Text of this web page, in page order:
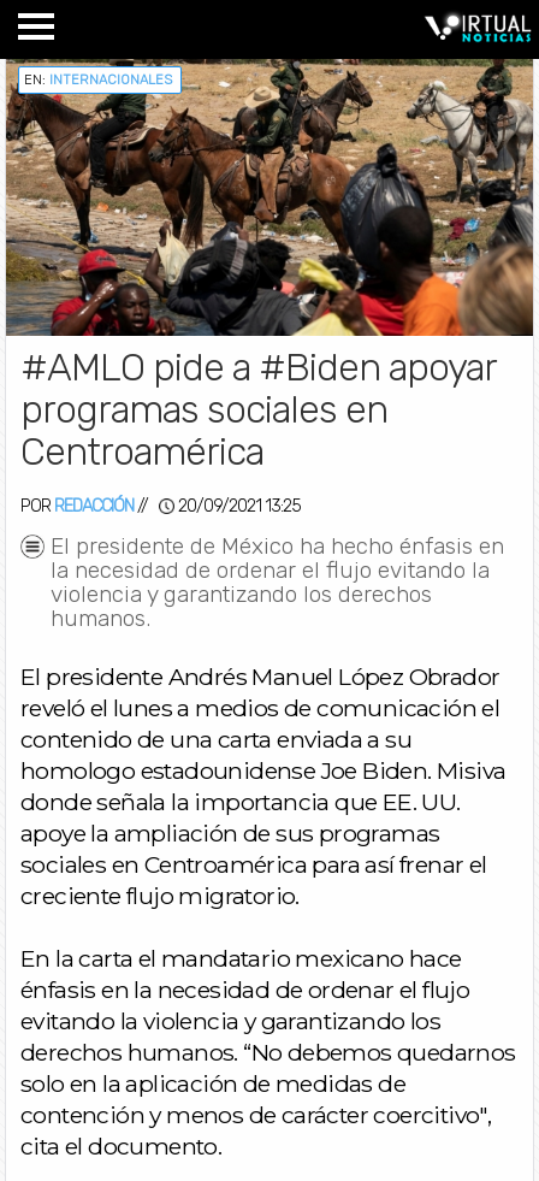
EN: INTERNACIONALES
#AMLO pide a #Biden apoyar
programas sociales en
Centroamérica
POR REDACCIÓN // 20/09/2021 13:25
El presidente de México ha hecho énfasis en
la necesidad de ordenar el flujo evitando la
violencia y garantizando los derechos
humanos.
El presidente Andrés Manuel López Obrador
reveló el lunes a medios de comunicación el
contenido de una carta enviada a su
homologo estadounidense Joe Biden. Misiva
donde señala la importancia que EE. UU.
apoye la ampliación de sus programas
sociales en Centroamérica para así frenar el
creciente flujo migratorio.
En la carta el mandatario mexicano hace
énfasis en la necesidad de ordenar el flujo
evitando la violencia y garantizando los
derechos humanos. “No debemos quedarnos
solo en la aplicación de medidas de
contención y menos de carácter coercitivo",
cita el documento.